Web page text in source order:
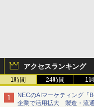
アクセスランキング
1時間 24時間 1
NECのAIマーケティング「
企業で活用拡大 製造・流